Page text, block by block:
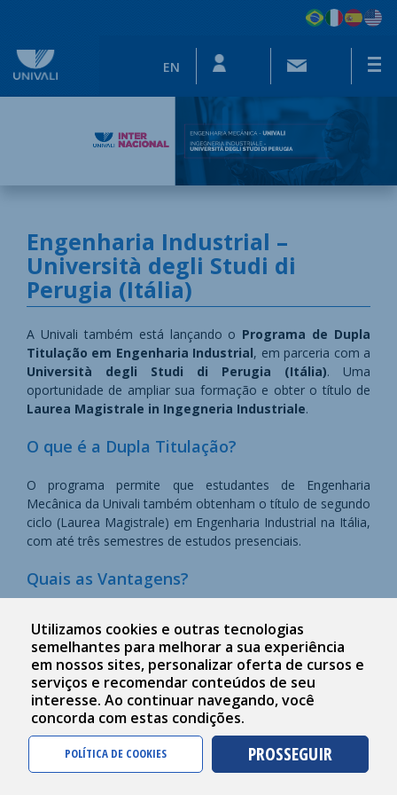
EN
Engenharia Industrial –
Università degli Studi di
Perugia (Itália)
​​​​A Univali também está lançando o Programa de Dupla
Titulação em Engenharia Industrial, em parceria com a
Università degli Studi di Perugia (Itália). Uma
oportunidade de ampliar sua formação e obter o título de
Laurea Magistrale in Ingegneria Industriale.
O que é a Dupla​​​ Tit​ul​ação?
O programa permite que estudantes de Engenharia
Mecânica da Univali também obtenham o título de segundo
ciclo (Laurea Magistrale) em Engenharia Industrial na Itália,
com até três semestres de estudos presenciais.
​Quais as V​​anta​​​gen​​s?​
semestres na Itália.
Ampliar sua formação com foco em Engenharia
Industrial.
Fortalecer suas competências técnicas e
linguísticas em italiano.
Utilizamos cookies e outras tecnologias
semelhantes para melhorar a sua experiência
em nossos sites, personalizar oferta de cursos e
serviços e recomendar conteúdos de seu
interesse. Ao continuar navegando, você
concorda com estas condições.
POLÍTICA DE COOKIES PROSSEGUIR